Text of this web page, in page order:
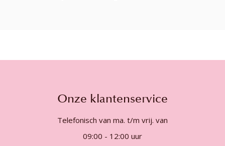
Onze klantenservice
Telefonisch van ma. t/m vrij. van
09:00 - 12:00 uur